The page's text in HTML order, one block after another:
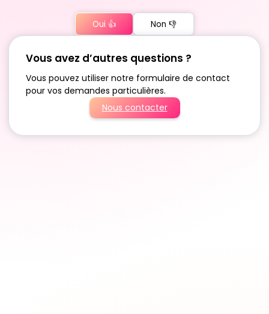
Oui 👍 Non 👎
Vous avez d’autres questions ?
Vous pouvez utiliser notre formulaire de contact
pour vos demandes particulières.
Nous contacter